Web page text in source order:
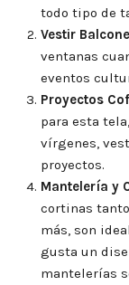
todo tipo de
Vestir
ventanas
eventos
Proyectos
para esta
vírgenes,
proyectos.
Mantelería y
cortinas
más, son
gusta un
mantelerías